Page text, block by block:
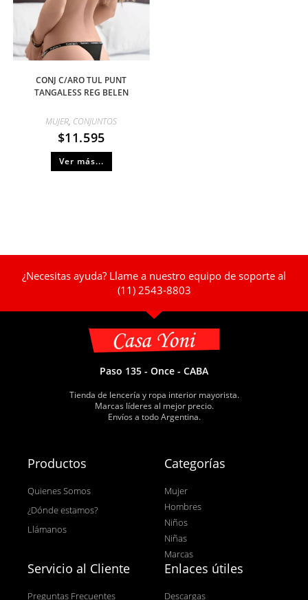
CONJ C/ARO TUL PUNT
TANGALESS REG BELEN
MUJER, CONJUNTOS
$11.595
Ver más...
¿Necesitas ayuda? Llame a nuestro equipo de soporte al
(11) 2543-8803
Paso 135 - Once - CABA
Tienda de lencería y ropa interior mayorista.
Marcas líderes al mejor precio.
Envíos a todo Argentina.
Productos
Quienes Somos
¿Dónde estamos?
Llámanos
Categorías
Mujer
Hombres
Niños
Niñas
Marcas
Servicio al Cliente
Preguntas Frecuentes
Enlaces útiles
Descargas